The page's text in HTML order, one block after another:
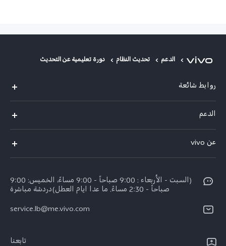
الدعم تحديث النظام دورة تعليمية عن التحديث
روابط شائعة
V29 Lite
Y27s
Y03
كل الموديلات
الدعم
مركز خدمات
Funtouch OS
تحديثات النظام
تعلیمات الضمان
عن vivo
الأخبار
الإشعارات القانونية
(السبت - الأربعاء : 9:00 صباحاً - 9:00 مساءً، الخميس: 9:00
صباحاً - 2:30 مساءً. ما عدا ايام العطل)دردشة مباشرة
service.lb@me.vivo.com
تابعنا